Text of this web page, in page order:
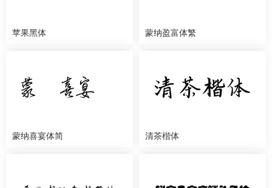
苹果黑体 蒙纳盈富体繁
蒙纳喜宴体简 清茶楷体